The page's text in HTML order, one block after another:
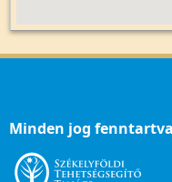
Minden jog